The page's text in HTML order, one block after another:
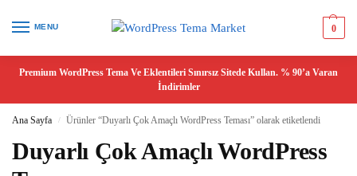
MENU 0
Premium WordPress Tema Ve Eklentileri Sınırsız Sitede Kullan. % 90’a Varan
İndirimler
Ana Sayfa / Ürünler “Duyarlı Çok Amaçlı WordPress Teması” olarak etiketlendi
Duyarlı Çok Amaçlı WordPress